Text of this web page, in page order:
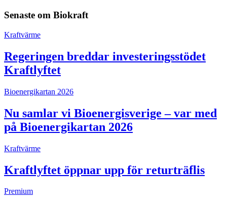
Senaste om Biokraft
Kraftvärme
Regeringen breddar investeringsstödet
Kraftlyftet
Bioenergikartan 2026
Nu samlar vi Bioenergisverige – var med
på Bioenergikartan 2026
Kraftvärme
Kraftlyftet öppnar upp för returträflis
Premium